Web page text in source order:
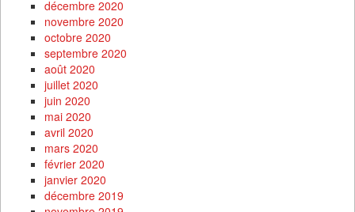
décembre 2020
novembre 2020
octobre 2020
septembre 2020
août 2020
juillet 2020
juin 2020
mai 2020
avril 2020
mars 2020
février 2020
janvier 2020
décembre 2019